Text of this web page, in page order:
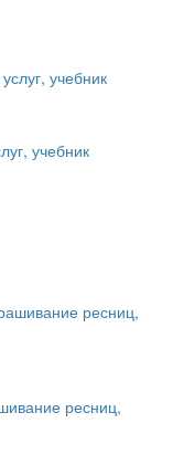
учебник
ресниц,